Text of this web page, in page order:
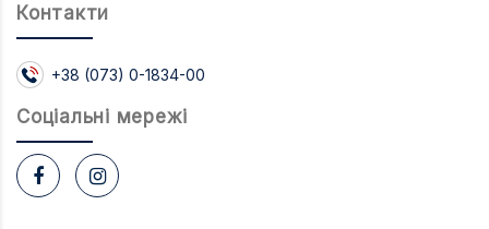
Контакти
+38 (073) 0-1834-00
Соцiальнi мережi